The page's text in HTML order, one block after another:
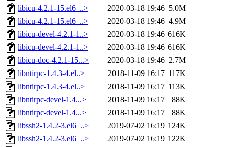
libicu-4.2.1-15.el6_..>
2020-03-18 19:46 5.0M
libicu-4.2.1-15.el6_..>
2020-03-18 19:46 4.9M
libicu-devel-4.2.1-1..>
2020-03-18 19:46 616K
libicu-devel-4.2.1-1..>
2020-03-18 19:46 616K
libicu-doc-4.2.1-15...>
2020-03-18 19:46 2.7M
libntirpc-1.4.3-4.el..>
2018-11-09 16:17 117K
libntirpc-1.4.3-4.el..>
2018-11-09 16:17 113K
libntirpc-devel-1.4...>
2018-11-09 16:17
88K
libntirpc-devel-1.4...>
2018-11-09 16:17
88K
libssh2-1.4.2-3.el6_..>
2019-07-02 16:19 124K
libssh2-1.4.2-3.el6_..>
2019-07-02 16:19 122K